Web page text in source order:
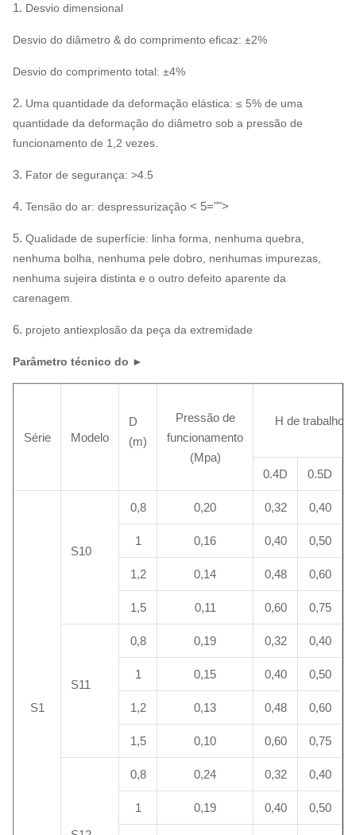
1. Desvio dimensional
Desvio do diâmetro & do comprimento eficaz: ±2%
Desvio do comprimento total: ±4%
2. Uma quantidade da deformação elástica: ≤ 5% de uma
quantidade da deformação do diâmetro sob a pressão de
funcionamento de 1,2 vezes.
3. Fator de segurança: >4.5
4. Tensão do ar: despressurização < 5="">
5. Qualidade de superfície: linha forma, nenhuma quebra,
nenhuma bolha, nenhuma pele dobro, nenhumas impurezas,
nenhuma sujeira distinta e o outro defeito aparente da
carenagem.
6. projeto antiexplosão da peça da extremidade
Parâmetro técnico do ►
Série Modelo
D
(m)
Pressão de
funcionamento
(Mpa)
H de trabalho
0.4D 0.5D
S1
S10
0,8 0,20 0,32 0,40
1 0,16 0,40 0,50
1,2 0,14 0,48 0,60
1,5 0,11 0,60 0,75
S11
0,8 0,19 0,32 0,40
1 0,15 0,40 0,50
1,2 0,13 0,48 0,60
1,5 0,10 0,60 0,75
0,8 0,24 0,32 0,40
1 0,19 0,40 0,50